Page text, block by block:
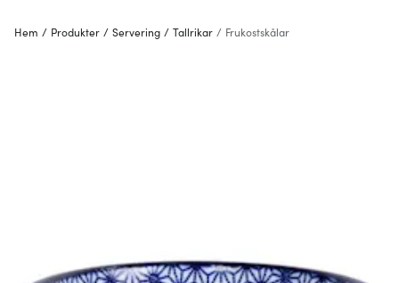
Hem / Produkter / Servering / Tallrikar / Frukostskålar